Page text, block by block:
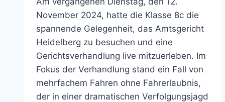
November 2024, hatte die Klasse 8c die
spannende Gelegenheit, das Amtsgericht
Heidelberg zu besuchen und eine
Gerichtsverhandlung live mitzuerleben. Im
Fokus der Verhandlung stand ein Fall von
mehrfachem Fahren ohne Fahrerlaubnis,
der in einer dramatischen Verfolgungsjagd